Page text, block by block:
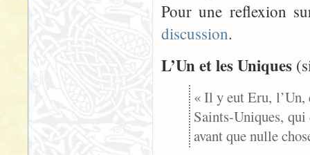
Pour une reflexion
discussion.
L’Un et les Uniques
« Il y eut Eru, l’Un,
Saints-Uniques,
avant que nulle